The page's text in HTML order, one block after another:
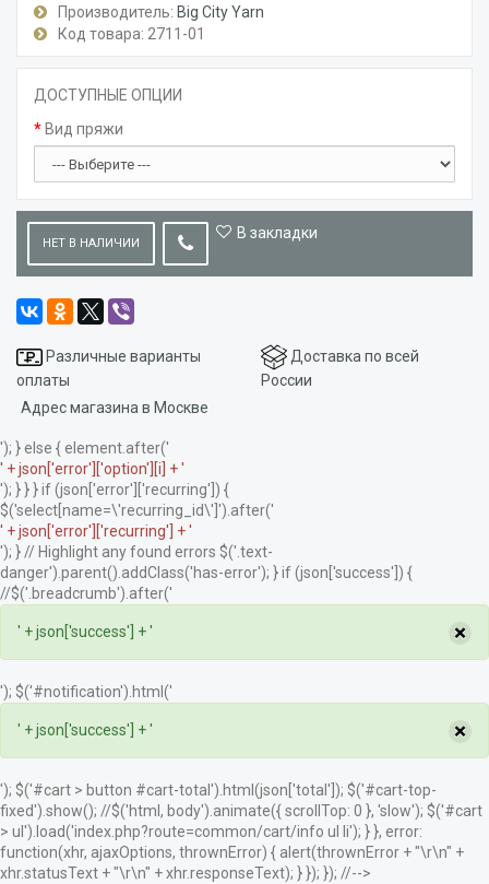
Производитель: Big City Yarn
Код товара: 2711-01
ДОСТУПНЫЕ ОПЦИИ
Вид пряжи
НЕТ В НАЛИЧИИ
В закладки
Различные варианты
оплаты
Доставка по всей
России
Адрес магазина в Москве
'); } else { element.after('
' + json['error']['option'][i] + '
'); } } } if (json['error']['recurring']) {
$('select[name=\'recurring_id\']').after('
' + json['error']['recurring'] + '
'); } // Highlight any found errors $('.text-
danger').parent().addClass('has-error'); } if (json['success']) {
//$('.breadcrumb').after('
' + json['success'] + ' ×
'); $('#notification').html('
' + json['success'] + ' ×
'); $('#cart > button #cart-total').html(json['total']); $('#cart-top-
fixed').show(); //$('html, body').animate({ scrollTop: 0 }, 'slow'); $('#cart
> ul').load('index.php?route=common/cart/info ul li'); } }, error:
function(xhr, ajaxOptions, thrownError) { alert(thrownError + "\r\n" +
xhr.statusText + "\r\n" + xhr.responseText); } }); }); //-->